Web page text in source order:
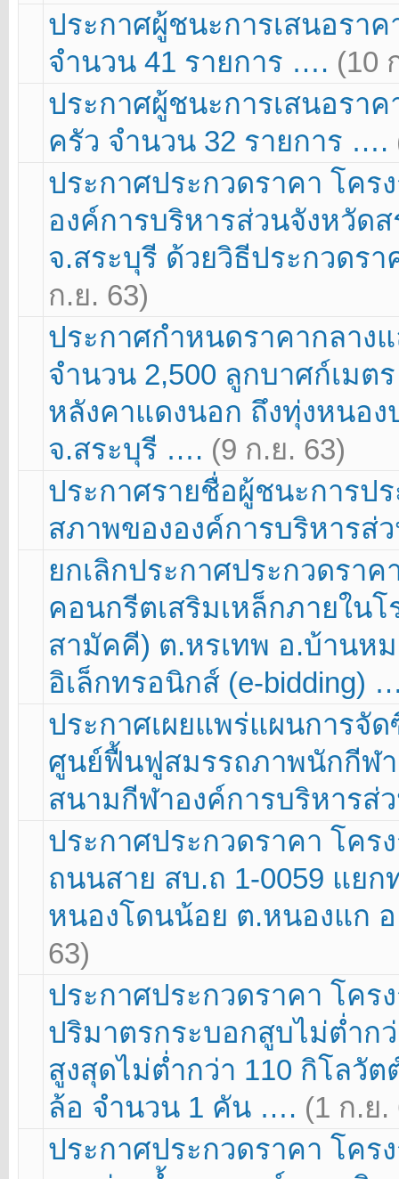
ประกาศผู้ชนะการเสนอรา
จำนวน 41 รายการ …. (10
ประกาศผู้ชนะการเสนอรา
ครัว จำนวน 32 รายการ ….
ประกาศประกวดราคา โคร
องค์การบริหารส่วนจังหวัดส
จ.สระบุรี ด้วยวิธีประกวดร
ก.ย. 63)
ประกาศกำหนดราคากลาง
จำนวน 2,500 ลูกบาศก์เม
หลังคาแดงนอก ถึงทุ่งหนอ
จ.สระบุรี …. (9 ก.ย. 63)
ประกาศรายชื่อผู้ชนะการป
สภาพขององค์การบริหาร
ยกเลิกประกาศประกวดรา
คอนกรีตเสริมเหล็กภายในโ
สามัคคี) ต.หรเทพ อ.บ้านห
อิเล็กทรอนิกส์ (e-bidding)
ประกาศเผยแพร่แผนการจั
ศูนย์ฟื้นฟูสมรรถภาพนักกีฬ
สนามกีฬาองค์การบริหาร
ประกาศประกวดราคา โคร
ถนนสาย สบ.ถ 1-0059 แยก
หนองโดนน้อย ต.หนองแก
63)
ประกาศประกวดราคา โค
ปริมาตรกระบอกสูบไม่ต่ำก
สูงสุดไม่ต่ำกว่า 110 กิโลวั
ล้อ จำนวน 1 คัน …. (1 ก.ย.
ประกาศประกวดราคา โคร